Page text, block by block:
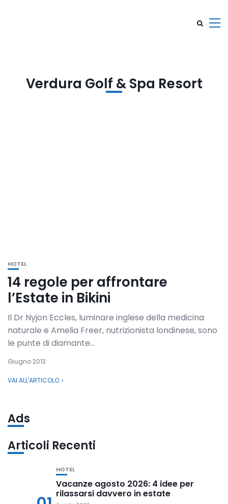
Verdura Golf & Spa Resort
HOTEL
14 regole per affrontare
l’Estate in Bikini
Il Dr Nyjon Eccles, luminare inglese della medicina
naturale e Amelia Freer, nutrizionista londinese, sono
le punte di diamante...
Giugno 2013
VAI ALL'ARTICOLO
Ads
Articoli Recenti
HOTEL
Vacanze agosto 2026: 4 idee per
rilassarsi davvero in estate